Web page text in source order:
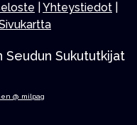
Yhteystiedot
Sukututkijat
@ milpag